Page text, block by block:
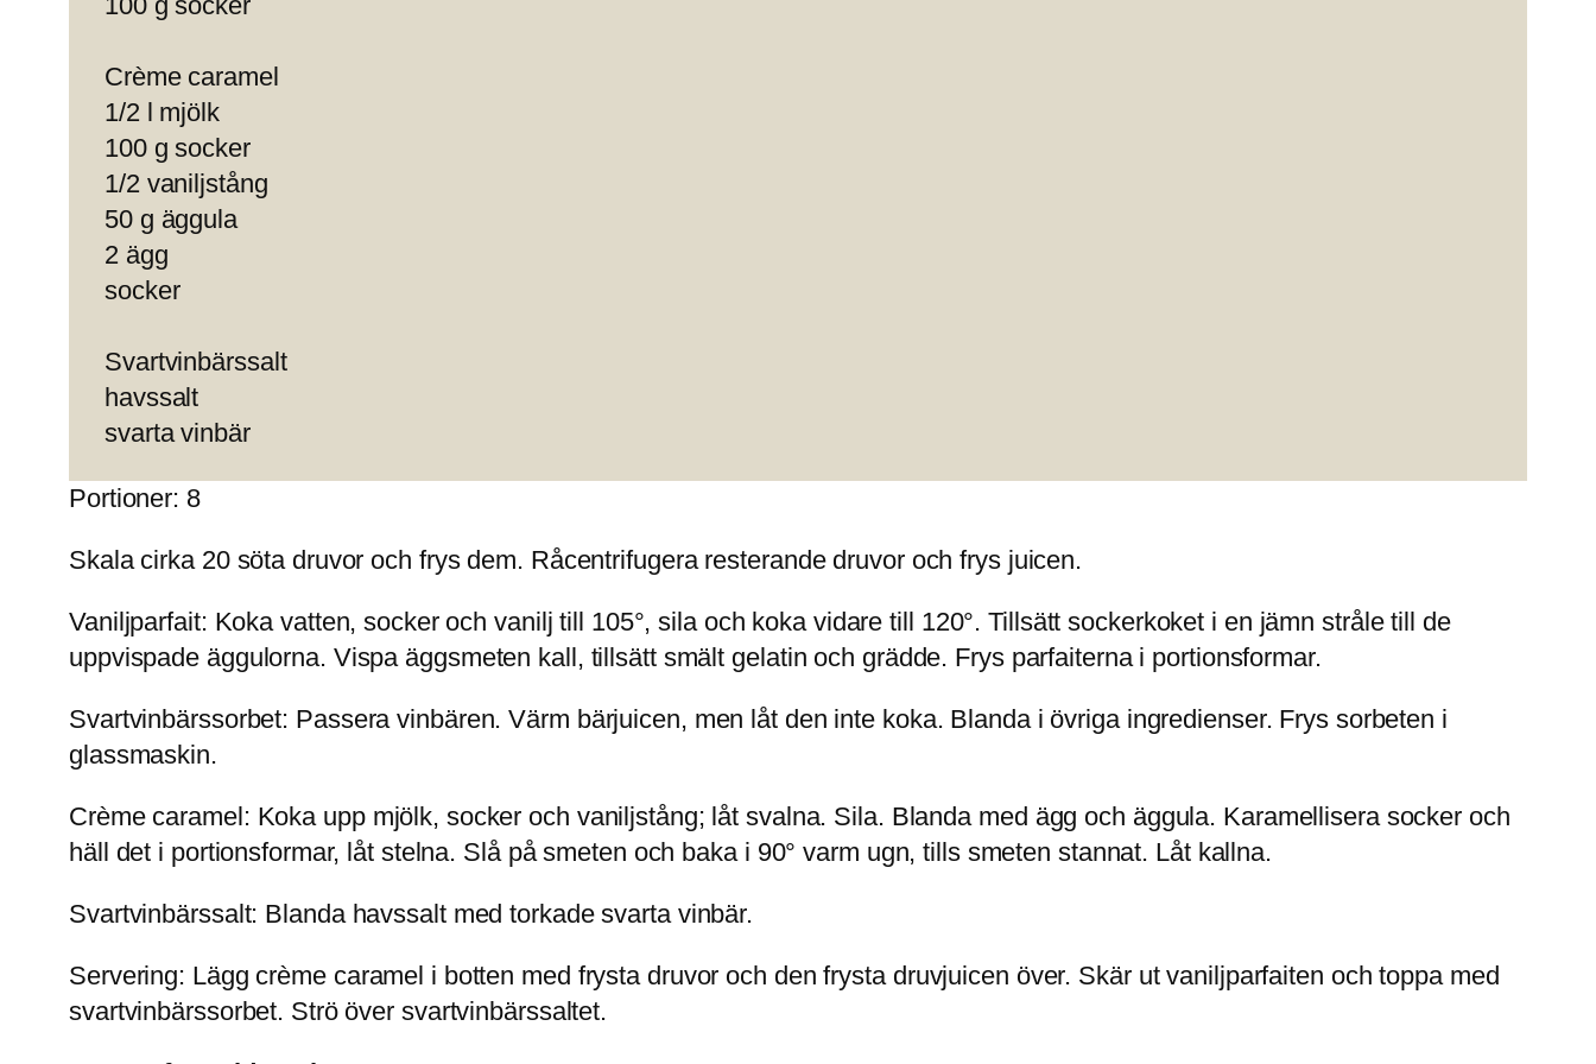
Crème caramel
1/2 l mjölk
100 g socker
1/2 vaniljstång
50 g äggula
2 ägg
socker
Svartvinbärssalt
havssalt
svarta vinbär
Portioner: 8
Skala cirka 20 söta druvor och frys dem. Råcentrifugera resterande druvor och frys juicen.
Vaniljparfait: Koka vatten, socker och vanilj till 105°, sila och koka vidare till 120°. Tillsätt sockerkoket i en jämn stråle till de
uppvispade äggulorna. Vispa äggsmeten kall, tillsätt smält gelatin och grädde. Frys parfaiterna i portionsformar.
Svartvinbärssorbet: Passera vinbären. Värm bärjuicen, men låt den inte koka. Blanda i övriga ingredienser. Frys sorbeten i
glassmaskin.
Crème caramel: Koka upp mjölk, socker och vaniljstång; låt svalna. Sila. Blanda med ägg och äggula. Karamellisera socker och
häll det i portionsformar, låt stelna. Slå på smeten och baka i 90° varm ugn, tills smeten stannat. Låt kallna.
Svartvinbärssalt: Blanda havssalt med torkade svarta vinbär.
Servering: Lägg crème caramel i botten med frysta druvor och den frysta druvjuicen över. Skär ut vaniljparfaiten och toppa med
svartvinbärssorbet. Strö över svartvinbärssaltet.